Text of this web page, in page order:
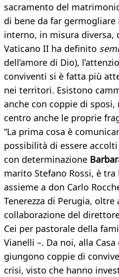
sacramento del
di bene da far
interno, in misura diversa,
Vaticano II ha definito
dell’amore di Dio),
conviventi si è fatta più
nei territori. Esistono
anche con coppie di
centro anche le proprie
“La prima cosa è
possibilità di essere
con determinazione
marito Stefano Rossi, è
assieme a don Carlo
Tenerezza di Perugia,
collaborazione del
Cei per pastorale della
Vianelli –. Da noi, alla Casa
giungono coppie di
crisi, visto che hanno